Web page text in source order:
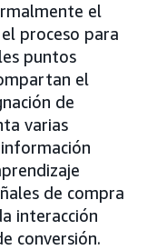
el
proceso para
puntos
el
de
varias
de compra
interacción
conversión.